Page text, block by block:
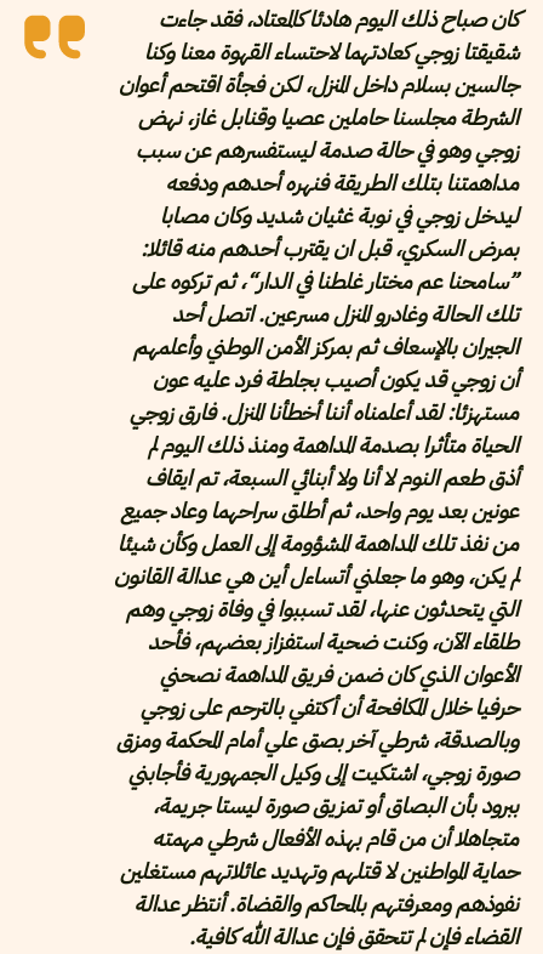
كان صباح ذلك اليوم هادئا كالمعتاد، فقد جاءت
شقيقتا زوجي كعادتهما لاحتساء القهوة معنا وكنا
جالسين بسلام داخل المنزل، لكن فجأة اقتحم أعوان
الشرطة مجلسنا حاملين عصيا وقنابل غاز، نهض
زوجي وهو في حالة صدمة ليستفسرهم عن سبب
مداهمتنا بتلك الطريقة فنهره أحدهم ودفعه
ليدخل زوجي في نوبة غثيان شديد وكان مصابا
بمرض السكري، قبل ان يقترب أحدهم منه قائلا:
”سامحنا عم مختار غلطنا في الدار“، ثم تركوه على
تلك الحالة وغادرو المنزل مسرعين. اتصل أحد
الجيران بالإسعاف ثم بمركز الأمن الوطني وأعلمهم
أن زوجي قد يكون أصيب بجلطة فرد عليه عون
مستهزئا: لقد أعلمناه أننا أخطأنا المنزل. فارق زوجي
الحياة متأثرا بصدمة المداهمة ومنذ ذلك اليوم لم
أذق طعم النوم لا أنا ولا أبنائي السبعة، تم ايقاف
عونين بعد يوم واحد، ثم أطلق سراحهما وعاد جميع
من نفذ تلك المداهمة المشؤومة إلى العمل وكأن شيئا
لم يكن، وهو ما جعلني أتساءل أين هي عدالة القانون
التي يتحدثون عنها، لقد تسببوا في وفاة زوجي وهم
طلقاء الآن، وكنت ضحية استفزاز بعضهم، فأحد
الأعوان الذي كان ضمن فريق المداهمة نصحني
حرفيا خلال المكافحة أن أكتفي بالترحم على زوجي
وبالصدقة، شرطي آخر بصق علي أمام المحكمة ومزق
صورة زوجي، اشتكيت إلى وكيل الجمهورية فأجابني
ببرود بأن البصاق أو تمزيق صورة ليستا جريمة،
متجاهلا أن من قام بهذه الأفعال شرطي مهمته
حماية المواطنين لا قتلهم وتهديد عائلاتهم مستغلين
نفوذهم ومعرفتهم بالمحاكم والقضاة. أنتظر عدالة
القضاء فإن لم تتحقق فإن عدالة الله كافية.